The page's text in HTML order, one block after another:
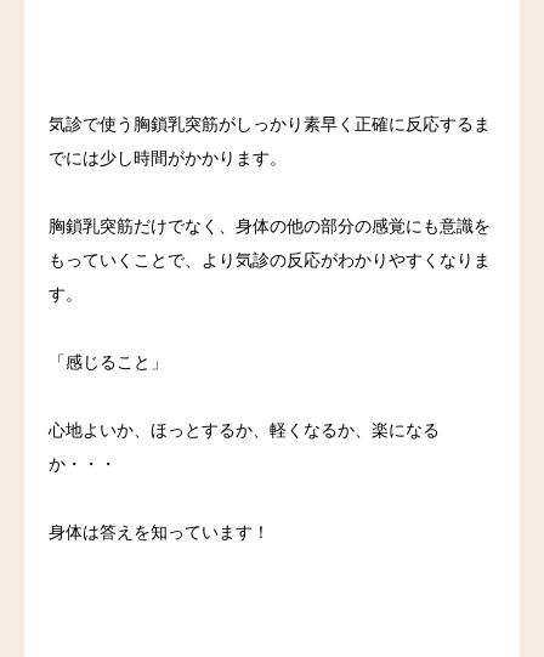
気診で使う胸鎖乳突筋がしっかり素早く正確に反応するま
でには少し時間がかかります。
胸鎖乳突筋だけでなく、身体の他の部分の感覚にも意識を
もっていくことで、より気診の反応がわかりやすくなりま
す。
「感じること」
心地よいか、ほっとするか、軽くなるか、楽になる
か・・・
身体は答えを知っています！